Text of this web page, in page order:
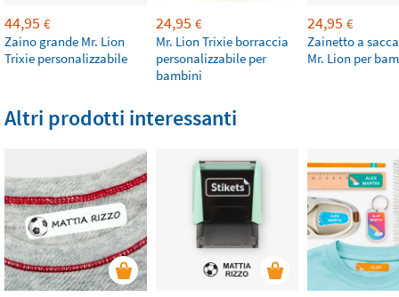
44,95 €
Zaino grande Mr. Lion
Trixie personalizzabile
24,95 €
Mr. Lion Trixie borraccia
personalizzabile per
bambini
24,95 €
Zainetto a
Mr. Lion per
Altri prodotti interessanti